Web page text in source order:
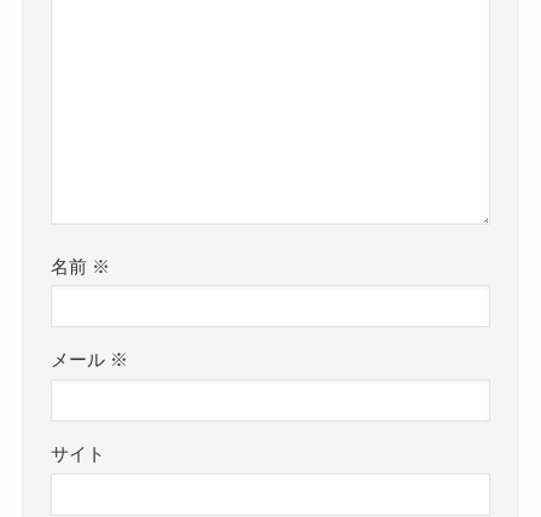
名前 ※
メール ※
サイト